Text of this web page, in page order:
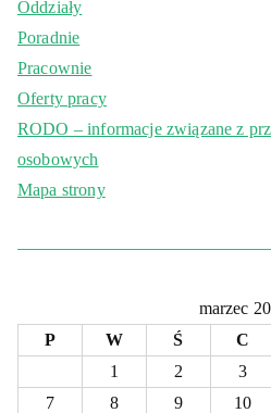
Oddziały
Poradnie
Pracownie
Oferty pracy
RODO – informacje związane z
osobowych
Mapa strony
marzec
P
W Ś C
1
2 3
7
8 9 10